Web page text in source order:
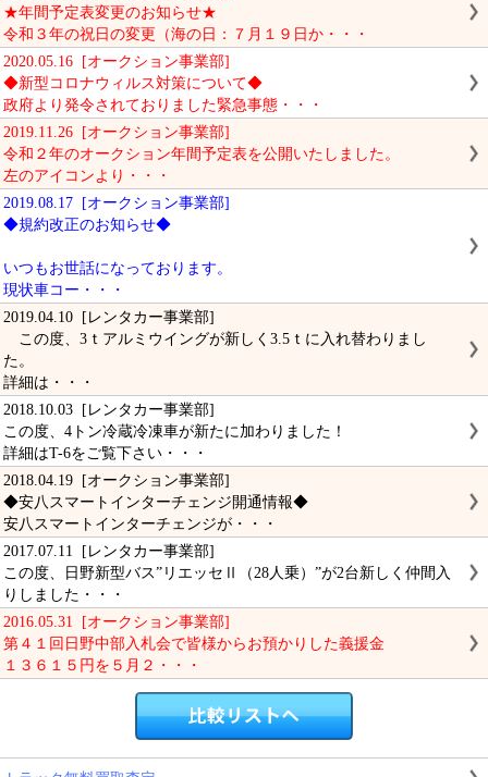
★年間予定表変更のお知らせ★
令和３年の祝日の変更（海の日：７月１９日か・・・
2020.05.16 [オークション事業部]
◆新型コロナウィルス対策について◆
政府より発令されておりました緊急事態・・・
2019.11.26 [オークション事業部]
令和２年のオークション年間予定表を公開いたしました。
左のアイコンより・・・
2019.08.17 [オークション事業部]
◆規約改正のお知らせ◆
いつもお世話になっております。
現状車コー・・・
2019.04.10 [レンタカー事業部]
この度、3ｔアルミウイングが新しく3.5ｔに入れ替わりまし
た。
詳細は・・・
2018.10.03 [レンタカー事業部]
この度、4トン冷蔵冷凍車が新たに加わりました！
詳細はT-6をご覧下さい・・・
2018.04.19 [オークション事業部]
◆安八スマートインターチェンジ開通情報◆
安八スマートインターチェンジが・・・
2017.07.11 [レンタカー事業部]
この度、日野新型バス”リエッセⅡ（28人乗）”が2台新しく仲間入
りしました・・・
2016.05.31 [オークション事業部]
第４１回日野中部入札会で皆様からお預かりした義援金
１３６１５円を５月２・・・